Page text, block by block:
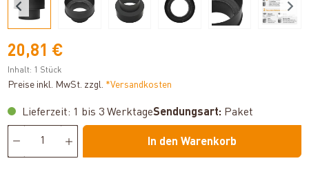
20,81 €
Inhalt: 1 Stück
Preise inkl. MwSt. zzgl. *Versandkosten
Lieferzeit: 1 bis 3 WerktageSendungsart: Paket
In den Warenkorb